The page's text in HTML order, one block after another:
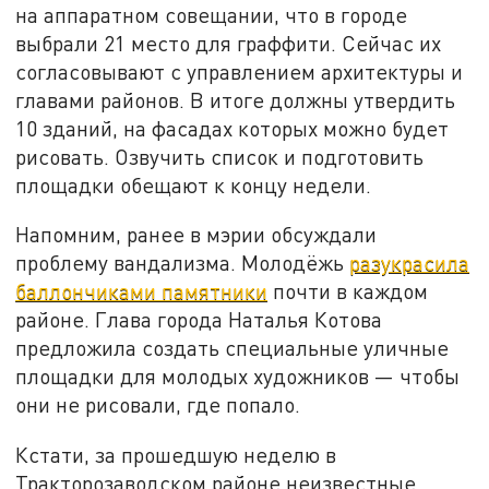
на аппаратном совещании, что в городе
выбрали 21 место для граффити. Сейчас их
согласовывают с управлением архитектуры и
главами районов. В итоге должны утвердить
10 зданий, на фасадах которых можно будет
рисовать. Озвучить список и подготовить
площадки обещают к концу недели.
Напомним, ранее в мэрии обсуждали
проблему вандализма. Молодёжь разукрасила
баллончиками памятники почти в каждом
районе. Глава города Наталья Котова
предложила создать специальные уличные
площадки для молодых художников — чтобы
они не рисовали, где попало.
Кстати, за прошедшую неделю в
Тракторозаводском районе неизвестные